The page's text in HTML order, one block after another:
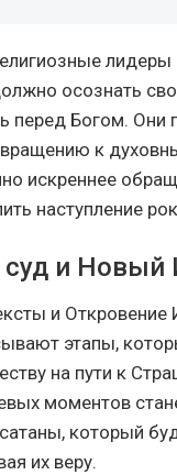
лидеры
осознать
перед Богом. Они
к
искреннее
наступление
и Новый
и Откровение
этапы,
на пути к
моментов
который
их веру.